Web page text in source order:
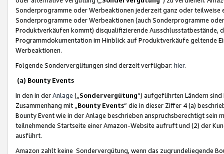
Sonderprogramme oder Werbeaktionen jederzeit ganz oder
Sonderprogramme oder Werbeaktionen (auch Sonderprogramme
Produktverkäufen kommt) disqualifizierende Ausschlusstatbestände,
Programmdokumentation im Hinblick auf Produktverkäufe geltende
Werbeaktionen.
Folgende Sondervergütungen sind derzeit verfügbar: hier.
(a) Bounty Events
In den in derAnlage („ Sondervergütung“) aufgeführten Ländern
Zusammenhang mit „ Bounty Events“ die in dieser Ziffer 4 (a)
Bounty Event wie in der Anlage beschrieben anspruchsberechtigt sein
teilnehmende Startseite einer Amazon-Website aufruft und (2) der
ausführt.
Amazon zahlt keine Sondervergütung, wenn das zugrundeliegende